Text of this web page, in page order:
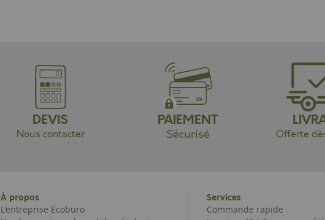
DEVIS
Nous contacter
PAIEMENT
Sécurisé Offerte
À propos
L'entreprise Ecoburo
Services
Commande rapide